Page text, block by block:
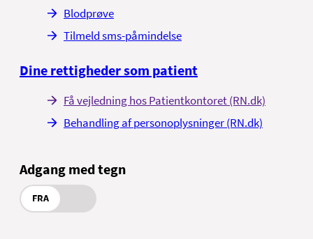
Blodprøve
Tilmeld sms-påmindelse
Dine rettigheder som patient
Få vejledning hos Patientkontoret (RN.dk)
Behandling af personoplysninger (RN.dk)
Adgang med tegn
FRA